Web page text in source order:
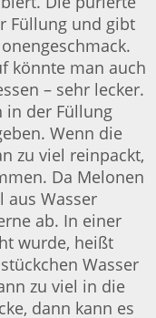
Füllung und gibt
könnte man auch
– sehr lecker.
in der Füllung
Wenn die
zu viel reinpackt,
Da Melonen
aus Wasser
ab. In einer
wurde, heißt
Wasser
zu viel in die
dann kann es